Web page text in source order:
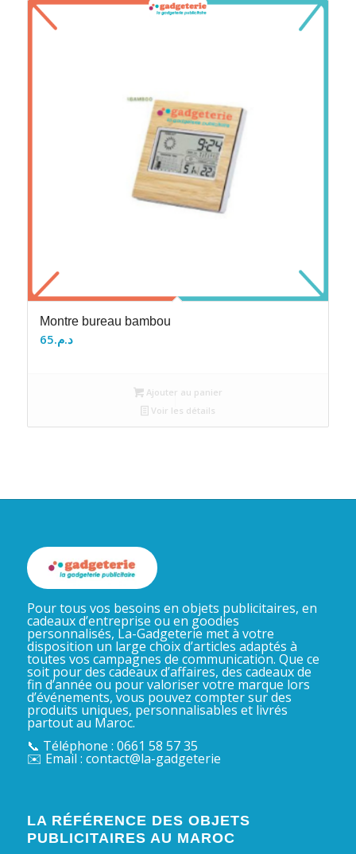
Montre bureau bambou
د.م.65
Ajouter au panier
Voir les détails
Pour tous vos besoins en objets publicitaires, en
cadeaux d’entreprise ou en goodies
personnalisés, La-Gadgeterie met à votre
disposition un large choix d’articles adaptés à
toutes vos campagnes de communication. Que ce
soit pour des cadeaux d’affaires, des cadeaux de
fin d’année ou pour valoriser votre marque lors
d’événements, vous pouvez compter sur des
produits uniques, personnalisables et livrés
partout au Maroc.
📞 Téléphone : 0661 58 57 35
✉️ Email : contact@la-gadgeterie
LA RÉFÉRENCE DES OBJETS
PUBLICITAIRES AU MAROC